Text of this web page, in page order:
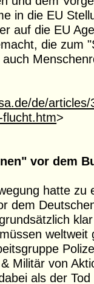
in die EU
auf die EU
die zum
de/articles/
>
vor dem
hatte zu
dem
weltweit
Militär von
als der